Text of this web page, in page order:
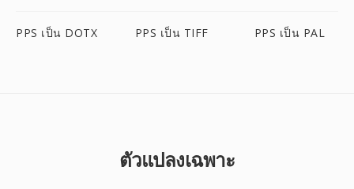
PPS เป็น DOTX PPS เป็น TIFF PPS เป็น PAL
ตัวแปลงเฉพาะ